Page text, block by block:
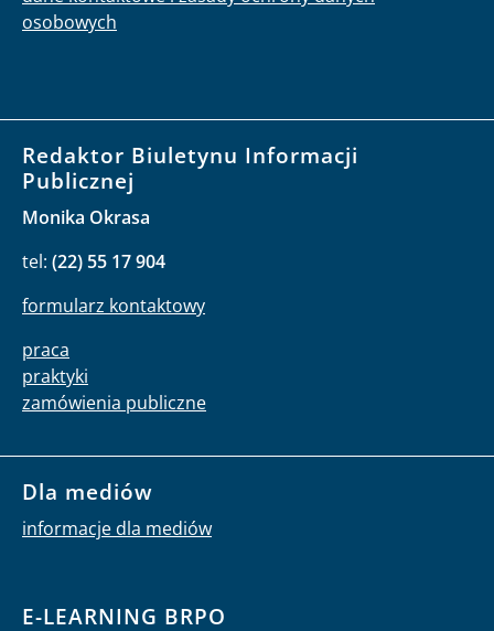
Redaktor Biuletynu Informacji
Publicznej
Monika Okrasa
tel:(22) 55 17 904
formularz kontaktowy
praca
zamówienia publiczne
Dla mediów